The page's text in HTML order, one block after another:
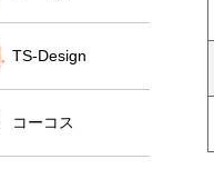
TS-Design
コーコス